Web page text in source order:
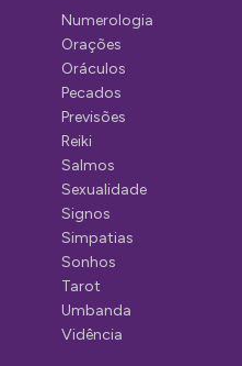
Numerologia
Orações
Oráculos
Pecados
Previsões
Reiki
Salmos
Sexualidade
Signos
Simpatias
Sonhos
Tarot
Umbanda
Vidência